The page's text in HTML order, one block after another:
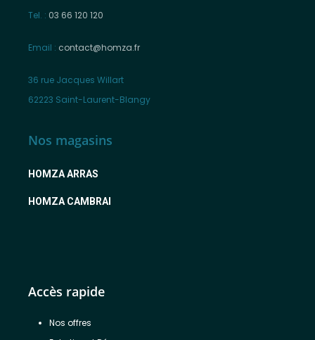
Tel. : 03 66 120 120
Email : contact@homza.fr
36 rue Jacques Willart
62223 Saint-Laurent-Blangy
Nos magasins
HOMZA ARRAS
HOMZA CAMBRAI
Accès rapide
Nos offres